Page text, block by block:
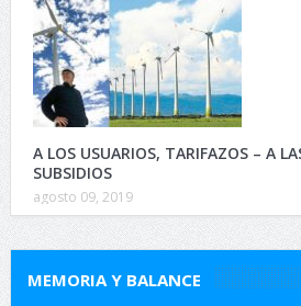
A LOS USUARIOS, TARIFAZOS – A
SUBSIDIOS
agosto 09, 2019
MEMORIA Y BALANCE